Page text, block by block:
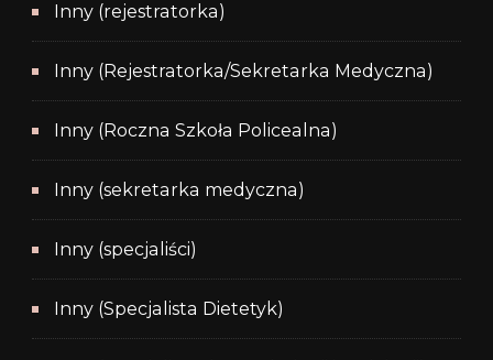
Inny (rejestratorka)
Inny (Rejestratorka/Sekretarka Medyczna)
Inny (Roczna Szkoła Policealna)
Inny (sekretarka medyczna)
Inny (specjaliści)
Inny (Specjalista Dietetyk)